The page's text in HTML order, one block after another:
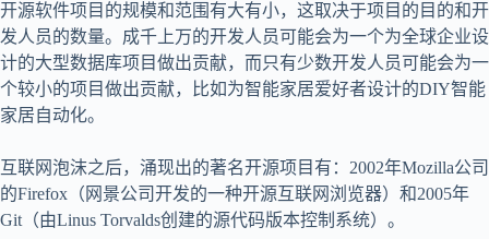
开源软件项目的规模和范围有大有小，这取决于项目的目的和开
发人员的数量。成千上万的开发人员可能会为一个为全球企业设
计的大型数据库项目做出贡献，而只有少数开发人员可能会为一
个较小的项目做出贡献，比如为智能家居爱好者设计的DIY智能
家居自动化。
互联网泡沫之后，涌现出的著名开源项目有：2002年Mozilla公司
的Firefox（网景公司开发的一种开源互联网浏览器）和2005年
Git（由Linus Torvalds创建的源代码版本控制系统）。